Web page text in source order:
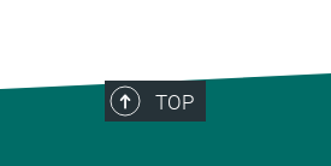
TOP